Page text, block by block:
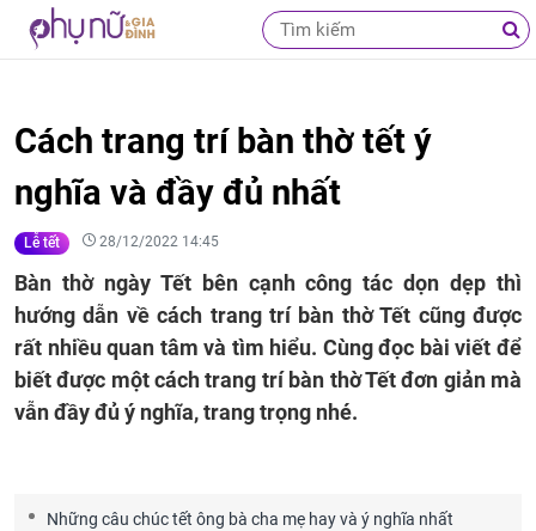
Cách trang trí bàn thờ tết ý
nghĩa và đầy đủ nhất
Lễ tết 28/12/2022 14:45
Bàn thờ ngày Tết bên cạnh công tác dọn dẹp thì
hướng dẫn về cách trang trí bàn thờ Tết cũng được
rất nhiều quan tâm và tìm hiểu. Cùng đọc bài viết để
biết được một cách trang trí bàn thờ Tết đơn giản mà
vẫn đầy đủ ý nghĩa, trang trọng nhé.
Những câu chúc tết ông bà cha mẹ hay và ý nghĩa nhất